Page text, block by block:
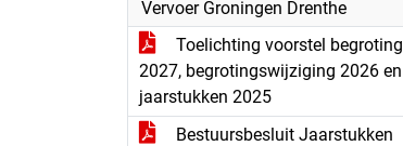
Vervoer Groningen Drenthe
Toelichting voorstel begroting
2027, begrotingswijziging 2026 en
jaarstukken 2025
Bestuursbesluit Jaarstukken